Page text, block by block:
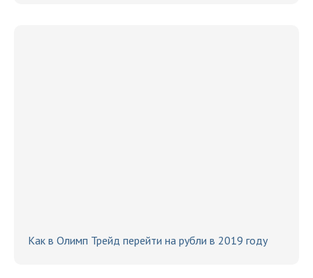
Как в Олимп Трейд перейти на рубли в 2019 году